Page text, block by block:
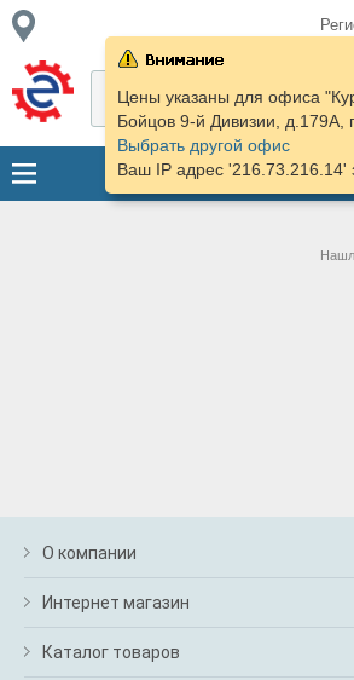
Цены указаны для офиса
Бойцов 9-й Дивизии, д.179А,
Выбрать другой офис
Ваш IP адрес '216.73.216.14'
О компании
Интернет магазин
Каталог товаров